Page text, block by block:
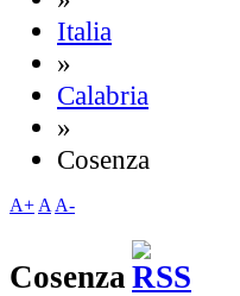
Italia
»
Calabria
»
Cosenza
A+ A A-
Cosenza